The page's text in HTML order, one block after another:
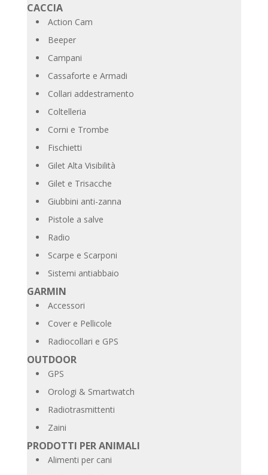
CACCIA
Action Cam
Beeper
Campani
Cassaforte e Armadi
Collari addestramento
Coltelleria
Corni e Trombe
Fischietti
Gilet Alta Visibilità
Gilet e Trisacche
Giubbini anti-zanna
Pistole a salve
Radio
Scarpe e Scarponi
Sistemi antiabbaio
GARMIN
Accessori
Cover e Pellicole
Radiocollari e GPS
OUTDOOR
GPS
Orologi & Smartwatch
Radiotrasmittenti
Zaini
PRODOTTI PER ANIMALI
Alimenti per cani